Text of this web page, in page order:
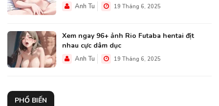
Anh Tu 19 Tháng 6, 2025
Xem ngay 96+ ảnh Rio Futaba hentai địt
nhau cực dâm dục
Anh Tu 19 Tháng 6, 2025
PHỔ BIẾN